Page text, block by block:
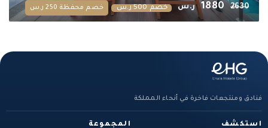
2630
1880 ر.س خصم 500 ر.س خصم محفظة 250 ر.س
فنادق ومنتجعات فاخرة في أنحاء المملكة
استكشف المجموعة